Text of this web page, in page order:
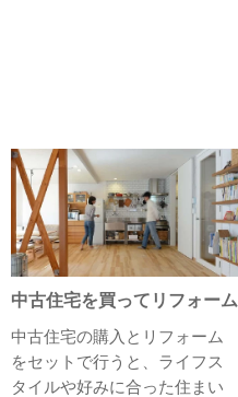
中古住宅を買ってリフォーム
中古住宅の購入とリフォーム
をセットで行うと、ライフス
タイルや好みに合った住まい